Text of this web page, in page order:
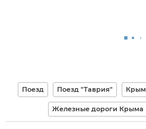
Поезд Поезд "Таврия" Крым
Железные дороги Крыма